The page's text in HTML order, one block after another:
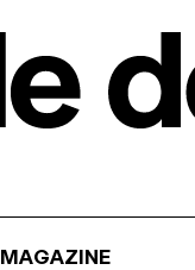
MAGAZINE